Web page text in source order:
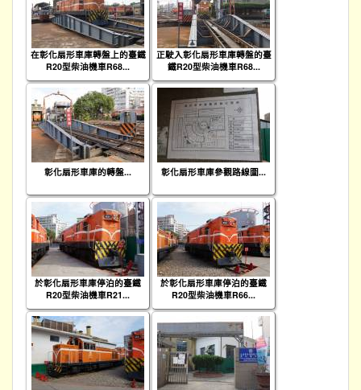
在彰化扇形車庫轉盤上的臺鐵
R20型柴油機車R68...
正駛入彰化扇形車庫轉盤的臺
鐵R20型柴油機車R68...
彰化扇形車庫的轉盤... 彰化扇形車庫參觀路線圖...
於彰化扇形車庫停泊的臺鐵
R20型柴油機車R21...
於彰化扇形車庫停泊的臺鐵
R20型柴油機車R66...